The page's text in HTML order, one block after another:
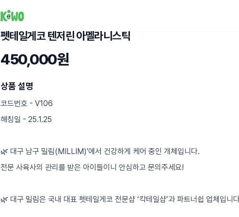
펫테일게코 텐저린 아멜라니스틱
450,000원
상품 설명
코드번호 - V106
해칭일 - 25.1.25
🌿 대구 남구 밀림(MILLIM)'에서 건강하게 케어 중인 개체입니다.
전문 사육사의 관리를 받은 아이들이니 안심하고 문의주세요!
🌿 대구 밀림은 국내 대표 펫테일게코 전문샵 ‘칵테일샵’과 파트너쉽 업체입니